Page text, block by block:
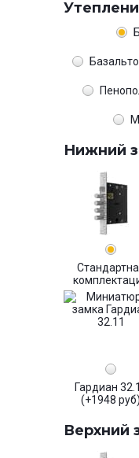
Нижний
Гардиан
(+1948 руб)
Верхний